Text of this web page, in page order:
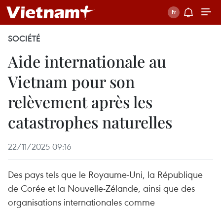
SOCIÉTÉ
Aide internationale au
Vietnam pour son
relèvement après les
catastrophes naturelles
22/11/2025 09:16
Des pays tels que le Royaume-Uni, la République
de Corée et la Nouvelle-Zélande, ainsi que des
organisations internationales comme